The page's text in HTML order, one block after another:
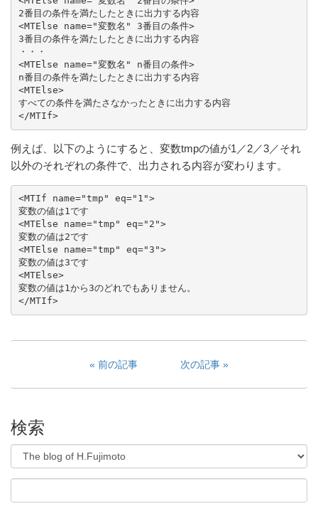
2番目の条件を満たしたときに出力する内容
<MTElse name="変数名" 3番目の条件>
3番目の条件を満たしたときに出力する内容
・・・
<MTElse name="変数名" n番目の条件>
n番目の条件を満たしたときに出力する内容
<MTElse>
すべての条件を満たさなかったときに出力する内容
</MTIf>
例えば、以下のようにすると、変数tmpの値が1／2／3／それ
以外のそれぞれの条件で、出力される内容が変わります。
<MTIf name="tmp" eq="1">
変数の値は1です
<MTElse name="tmp" eq="2">
変数の値は2です
<MTElse name="tmp" eq="3">
変数の値は3です
<MTElse>
変数の値は1から3のどれでもありません。
</MTIf>
前の記事 次の記事
検索